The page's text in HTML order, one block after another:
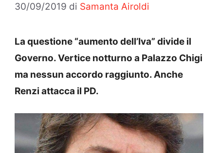
30/09/2019 di Samanta Airoldi
La questione “aumento dell’Iva” divide il
Governo. Vertice notturno a Palazzo Chigi
ma nessun accordo raggiunto. Anche
Renzi attacca il PD.